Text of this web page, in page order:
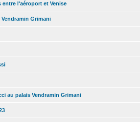
entre l'aéroport et Venise
Grimani
au palais Vendramin Grimani